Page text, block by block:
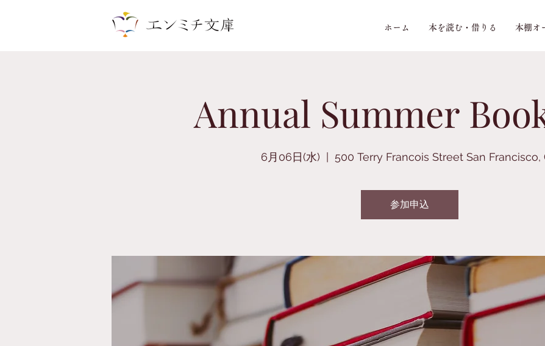
ホーム 本を読む・借りる 本棚オ
Annual Summer
6月06日(水) 500 Terry Francois Street San Francisco,
参加申込